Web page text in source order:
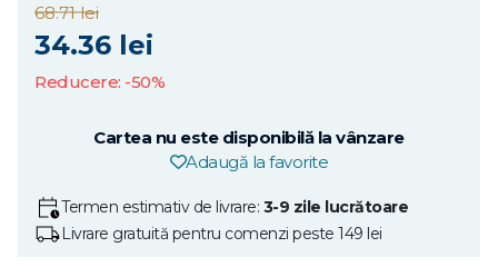
68.71 lei
34.36 lei
Reducere: -50%
Cartea nu este disponibilă la vânzare
Adaugă la favorite
Termen estimativ de livrare: 3-9 zile lucrătoare
Livrare gratuită pentru comenzi peste 149 lei